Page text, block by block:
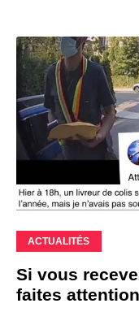
ACTUALITÉS
Si vous
faites